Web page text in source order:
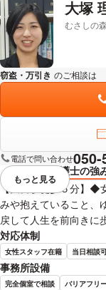
大塚
むさしの
窃盗・万引き のご相談は
電話で問い合わせ050-
弁護士の強
【大宮駅徒歩５分】◆
みや抱えていること、
戻して人生を前向きに
対応体制
女性スタッフ在籍 当日相談
事務所設備
完全個室で相談 バリアフリ
視覚的に省略され
もっと見る